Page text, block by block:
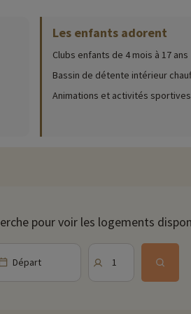
les club, contenu du pack bébé...),
des transats pour vous reposer. Pour
Le Jardin des neiges situé à
: Rando raquette, courses
les adultes beaucoup d'animations
nique si vous souhaitez partir en
entre copains et copines, encadrés par
Les enfants adorent
Clubs enfants de 4 mois à 17 ans
Bassin de détente intérieur
Animations et activités sportives
pour voir les logements
Départ 1